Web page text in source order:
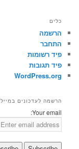
כלים
הרשמה
התחבר
פיד רשומות
פיד תגובות
WordPress.org
הרשמה לעדכונים במייל
Your email: